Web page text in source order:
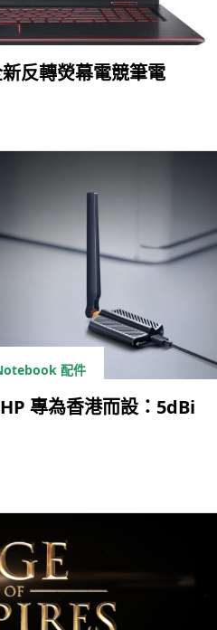
反轉熒幕電競筆電
配件
專為香港而設：5dBi